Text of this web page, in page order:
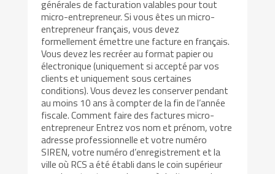
générales de facturation valables pour tout
micro-entrepreneur. Si vous êtes un micro-
entrepreneur français, vous devez
formellement émettre une facture en français.
Vous devez les recréer au format papier ou
électronique (uniquement si accepté par vos
clients et uniquement sous certaines
conditions). Vous devez les conserver pendant
au moins 10 ans à compter de la fin de l’année
fiscale. Comment faire des factures micro-
entrepreneur Entrez vos nom et prénom, votre
adresse professionnelle et votre numéro
SIREN, votre numéro d’enregistrement et la
ville où RCS a été établi dans le coin supérieur